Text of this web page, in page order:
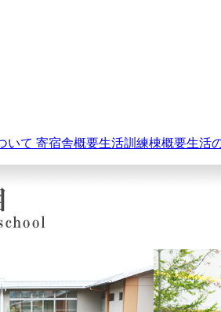
いて 寄宿舎概要生活訓練棟概要生活